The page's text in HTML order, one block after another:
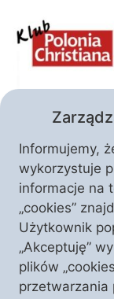
Krakowski Klub
niezwykle
wydanej
ostrzeżeń nie
objawieniach
Informujemy,
wykorzystuje
informacje na
„cookies”
Użytkownik
„Akceptuję”
plików
przetwarzania